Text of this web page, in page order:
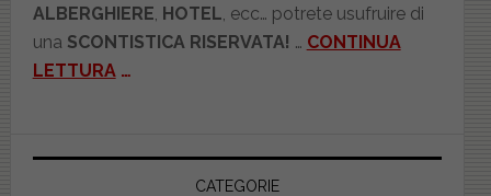
ALBERGHIERE, HOTEL, ecc… potrete usufruire di
una SCONTISTICA RISERVATA! … CONTINUA
LETTURA…
CATEGORIE